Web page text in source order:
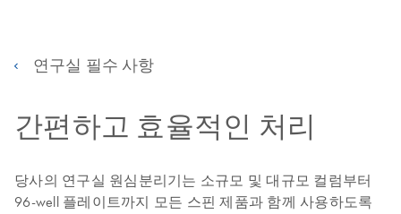
연구실 필수 사항
간편하고 효율적인 처리
당사의 연구실 원심분리기는 소규모 및 대규모 컬럼부터
96-well 플레이트까지 모든 스핀 제품과 함께 사용하도록